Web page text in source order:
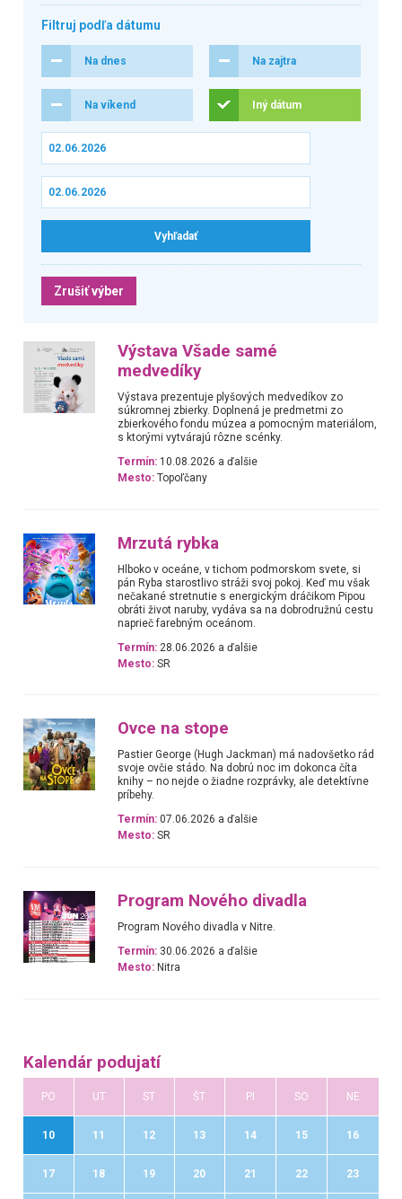
Filtruj podľa dátumu
Na dnes Na zajtra
Na víkend Iný dátum
Zrušiť výber
Výstava Všade samé
medvedíky
Výstava prezentuje plyšových medvedíkov zo
súkromnej zbierky. Doplnená je predmetmi zo
zbierkového fondu múzea a pomocným materiálom,
s ktorými vytvárajú rôzne scénky.
Termín: 10.08.2026 a ďalšie
Mesto: Topoľčany
Mrzutá rybka
Hlboko v oceáne, v tichom podmorskom svete, si
pán Ryba starostlivo stráži svoj pokoj. Keď mu však
nečakané stretnutie s energickým dráčikom Pipou
obráti život naruby, vydáva sa na dobrodružnú cestu
naprieč farebným oceánom.
Termín: 28.06.2026 a ďalšie
Mesto: SR
Ovce na stope
Pastier George (Hugh Jackman) má nadovšetko rád
svoje ovčie stádo. Na dobrú noc im dokonca číta
knihy – no nejde o žiadne rozprávky, ale detektívne
príbehy.
Termín: 07.06.2026 a ďalšie
Mesto: SR
Program Nového divadla
Program Nového divadla v Nitre.
Termín: 30.06.2026 a ďalšie
Mesto: Nitra
Kalendár podujatí
PO UT ST ŠT PI SO NE
10 11 12 13 14 15 16
17 18 19 20 21 22 23